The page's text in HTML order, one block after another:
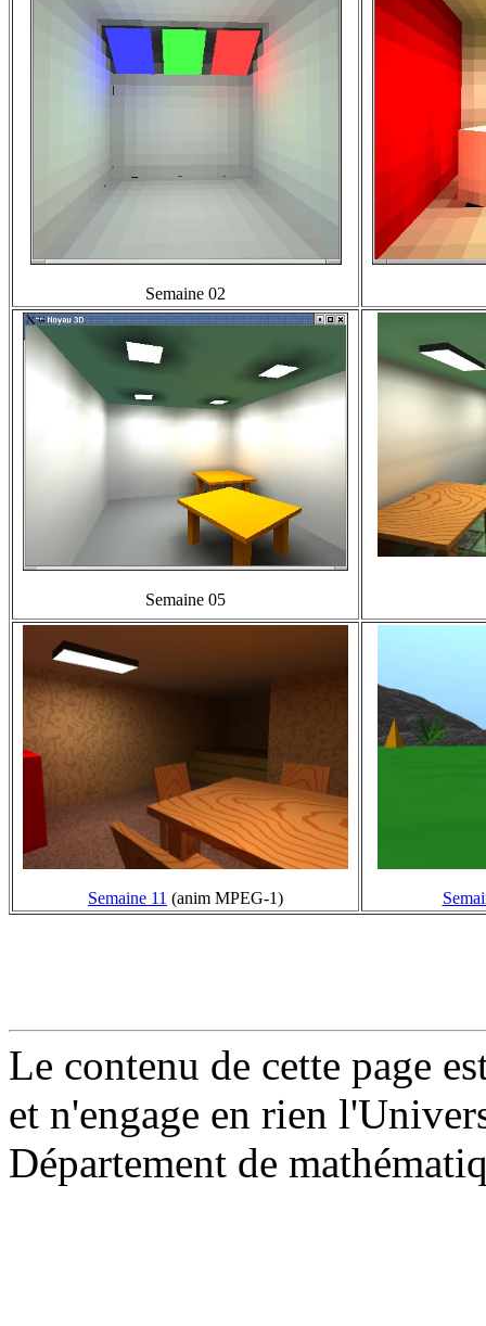
Semaine 02
Semaine 05
Semaine 11 (anim MPEG-1)
Le contenu de cette page
et n'engage en rien
Département de